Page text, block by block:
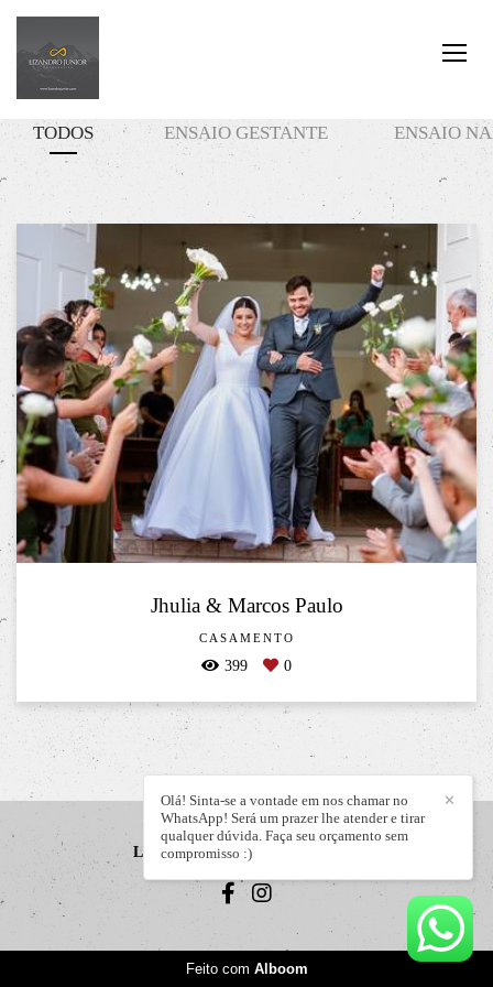
TODOS ENSAIO GESTANTE ENSAIO
Jhulia & Marcos Paulo
CASAMENTO
399 0
LIZANDRO JÚNIOR
✕
Olá! Sinta-se a vontade em nos chamar no
WhatsApp! Será um prazer lhe atender e tirar
qualquer dúvida. Faça seu orçamento sem
compromisso :)
Feito com Alboom